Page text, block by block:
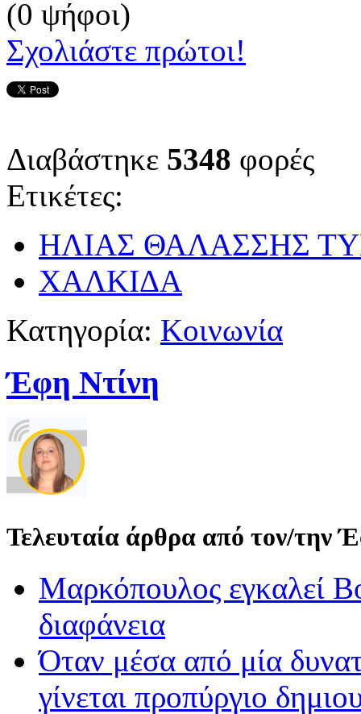
(0 ψήφοι)
Σχολιάστε πρώτοι!
Διαβάστηκε 5348 φορές
Ετικέτες:
ΗΛΙΑΣ ΘΑΛΑΣΣΗΣ
ΧΑΛΚΙΔΑ
Κατηγορία: Κοινωνία
Έφη Ντίνη
Τελευταία άρθρα από τον/την
Μαρκόπουλος εγκαλεί
διαφάνεια
Όταν μέσα από μία
γίνεται προπύργιο